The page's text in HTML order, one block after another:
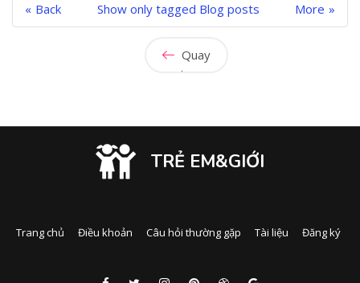
Back More
Show only tagged Blog posts
Quay
lại
TRẺ EM&GIỚI
Trang chủ Điều khoản Câu hỏi thường gặp Tài liệu Đăng ký